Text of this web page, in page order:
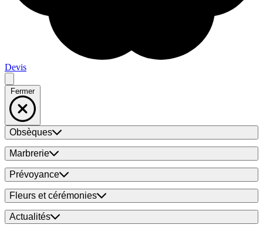
Devis
Fermer
Obsèques
Marbrerie
Prévoyance
Fleurs et cérémonies
Actualités